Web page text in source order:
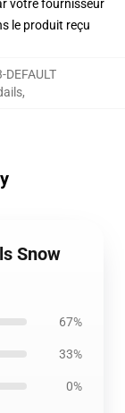
votre fournisseur
le produit reçu
,
Snow
67%
33%
0%